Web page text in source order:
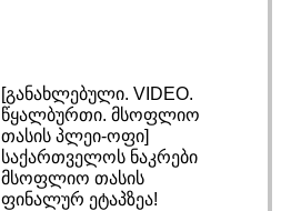
[განახლებული. VIDEO.
წყალბურთი. მსოფლიო
თასის პლეი-ოფი]
საქართველოს ნაკრები
მსოფლიო თასის
ფინალურ ეტაპზეა!